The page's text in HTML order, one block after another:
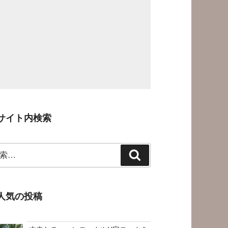
イト内検索
索
気の投稿